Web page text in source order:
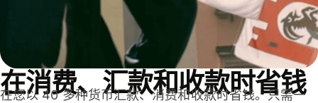
在消费、汇款和收款时省钱
在您以 40 多种货币汇款、消费和收款时省钱。只需一